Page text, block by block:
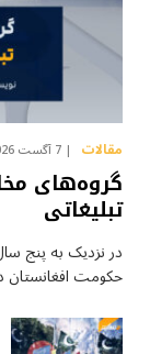
مقالات 7 آگست 2026
گروه‌های
تبلیغاتی
در نزدیک به پنج
حکومت افغانستان